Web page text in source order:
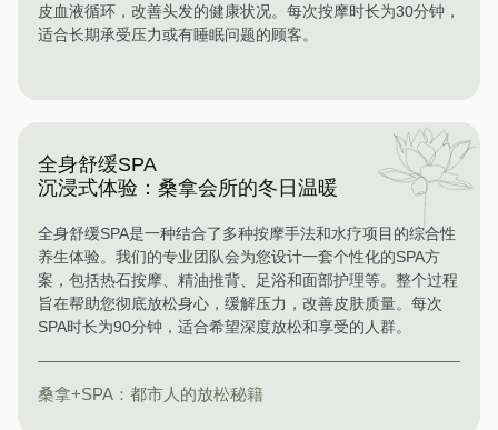
皮血液循环，改善头发的健康状况。每次按摩时长为30分钟，
适合长期承受压力或有睡眠问题的顾客。
全身舒缓SPA
沉浸式体验：桑拿会所的冬日温暖
全身舒缓SPA是一种结合了多种按摩手法和水疗项目的综合性
养生体验。我们的专业团队会为您设计一套个性化的SPA方
案，包括热石按摩、精油推背、足浴和面部护理等。整个过程
旨在帮助您彻底放松身心，缓解压力，改善皮肤质量。每次
SPA时长为90分钟，适合希望深度放松和享受的人群。
桑拿+SPA：都市人的放松秘籍